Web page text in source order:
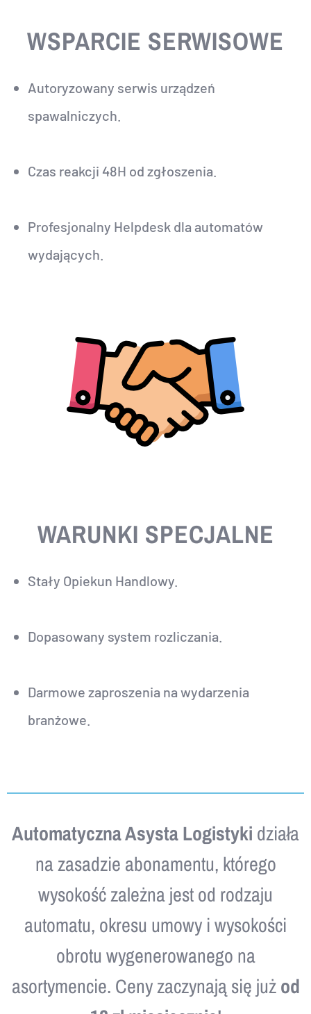
WSPARCIE SERWISOWE
Autoryzowany serwis urządzeń
spawalniczych.
Czas reakcji 48H od zgłoszenia.
Profesjonalny Helpdesk dla automatów
wydających.
WARUNKI SPECJALNE
Stały Opiekun Handlowy.
Dopasowany system rozliczania.
Darmowe zaproszenia na wydarzenia
branżowe.
Automatyczna Asysta Logistyki działa
na zasadzie abonamentu, którego
wysokość zależna jest od rodzaju
automatu, okresu umowy i wysokości
obrotu wygenerowanego na
asortymencie. Ceny zaczynają się jużod